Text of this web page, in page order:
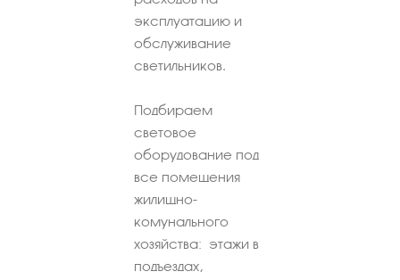
эксплуатацию и
обслуживание
светильников.
Подбираем
световое
оборудование под
все помещения
жилищно-
комунального
хозяйства: этажи в
подъездах,